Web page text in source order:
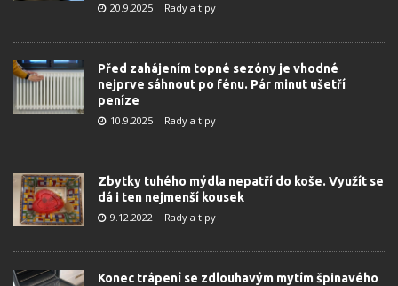
20.9.2025 Rady a tipy
Před zahájením topné sezóny je vhodné
nejprve sáhnout po fénu. Pár minut ušetří
peníze
10.9.2025 Rady a tipy
Zbytky tuhého mýdla nepatří do koše. Využít se
dá i ten nejmenší kousek
9.12.2022 Rady a tipy
Konec trápení se zdlouhavým mytím špinavého